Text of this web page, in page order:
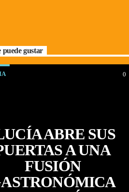
puede gustar
0
ABRE SUS
A UNA
FUSIÓN